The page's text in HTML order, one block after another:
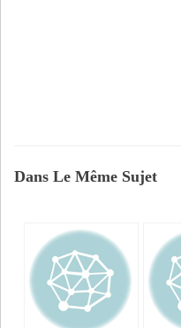
Dans Le Même Sujet